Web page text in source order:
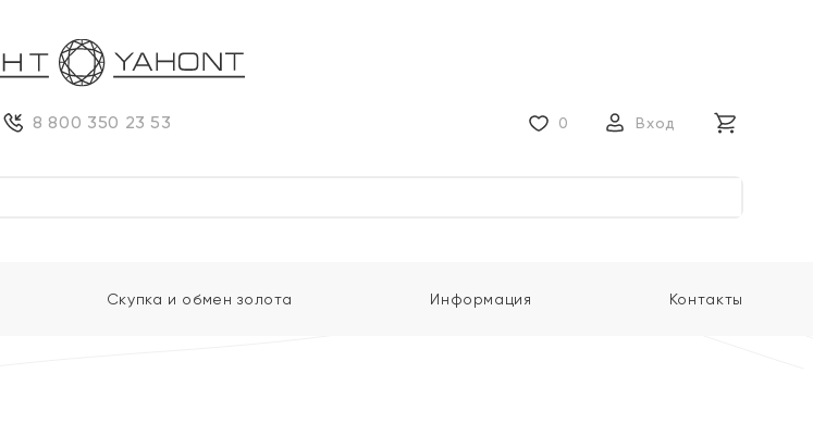
8 800 350 23 53 0 Вход
Скупка и обмен золота Информация Контакты